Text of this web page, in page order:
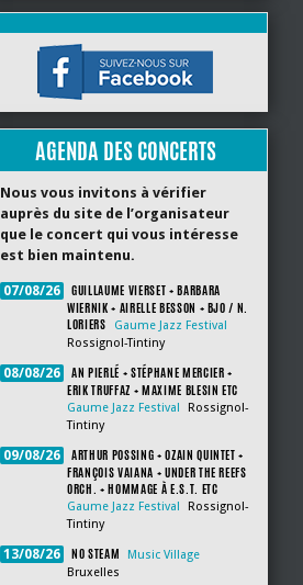
AGENDA DES CONCERTS
Nous vous invitons à vérifier
auprès du site de l’organisateur
que le concert qui vous intéresse
est bien maintenu.
07/08/26
GUILLAUME VIERSET + BARBARA
WIERNIK + AIRELLE BESSON + BJO / N.
LORIERS
Gaume Jazz Festival
Rossignol-Tintiny
08/08/26
AN PIERLÉ + STÉPHANE MERCIER +
ERIK TRUFFAZ + MAXIME BLESIN ETC
Gaume Jazz Festival
Rossignol-
Tintiny
09/08/26
ARTHUR POSSING + OZAIN QUINTET +
FRANÇOIS VAIANA + UNDER THE REEFS
ORCH. + HOMMAGE À E.S.T. ETC
Gaume Jazz Festival
Rossignol-
Tintiny
13/08/26 NO STEAM
Music Village
Bruxelles